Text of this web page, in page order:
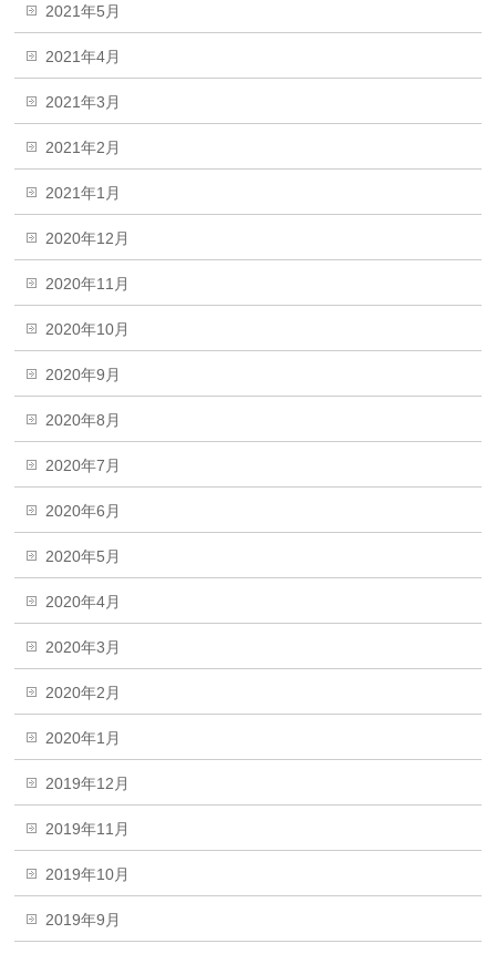
2021年5月
2021年4月
2021年3月
2021年2月
2021年1月
2020年12月
2020年11月
2020年10月
2020年9月
2020年8月
2020年7月
2020年6月
2020年5月
2020年4月
2020年3月
2020年2月
2020年1月
2019年12月
2019年11月
2019年10月
2019年9月